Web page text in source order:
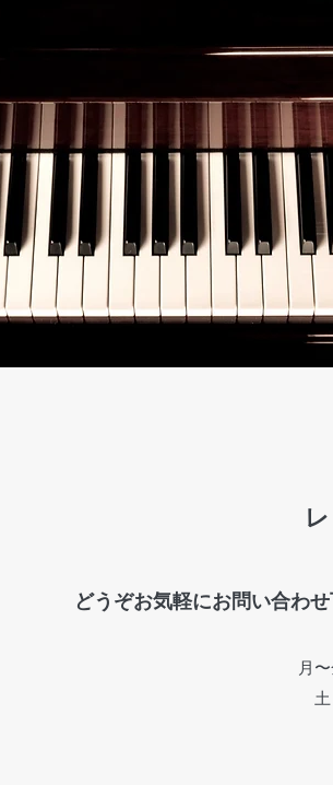
どうぞお気軽にお問い合わ
月